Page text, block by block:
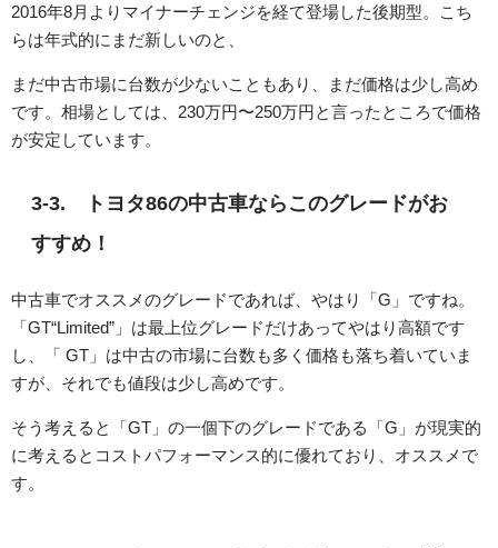
2016年8月よりマイナーチェンジを経て登場した後期型。こち
らは年式的にまだ新しいのと、
まだ中古市場に台数が少ないこともあり、まだ価格は少し高め
です。相場としては、230万円〜250万円と言ったところで価格
が安定しています。
3-3. トヨタ86の中古車ならこのグレードがお
すすめ！
中古車でオススメのグレードであれば、やはり「G」ですね。
「GT“Limited”」は最上位グレードだけあってやはり高額です
し、「 GT」は中古の市場に台数も多く価格も落ち着いていま
すが、それでも値段は少し高めです。
そう考えると「GT」の一個下のグレードである「G」が現実的
に考えるとコストパフォーマンス的に優れており、オススメで
す。